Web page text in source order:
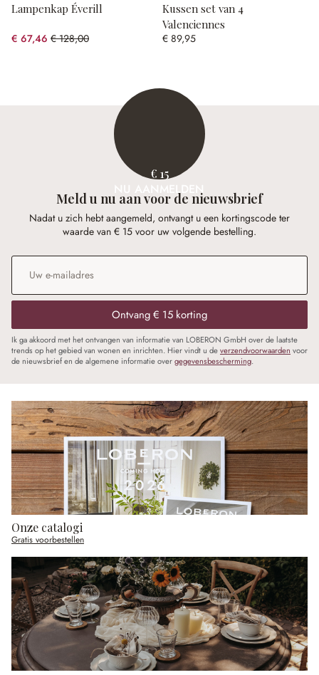
Lampenkap Éverill
€ 67,46 € 128,00
(47.3% gespart)
Kussen set van 4
Valenciennes
€ 89,95
€ 15
NU AANMELDEN
Meld u nu aan voor de nieuwsbrief
Nadat u zich hebt aangemeld, ontvangt u een kortingscode ter
waarde van € 15 voor uw volgende bestelling.
E-mailadres
Ontvang € 15 korting
Ik ga akkoord met het ontvangen van informatie van LOBERON GmbH over de laatste
trends op het gebied van wonen en inrichten. Hier vindt u deverzendvoorwaarden voor
de nieuwsbrief en de algemene informatie overgegevensbescherming.
Onze catalogi
Gratis voorbestellen